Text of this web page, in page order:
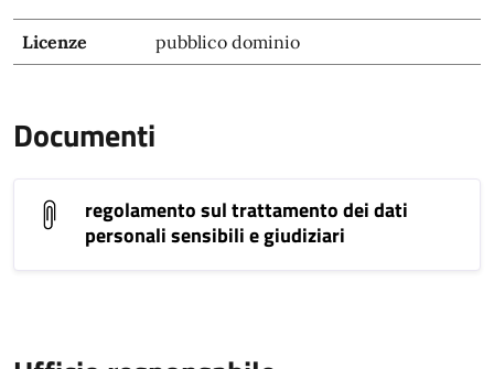
Licenze pubblico dominio
Documenti
regolamento sul trattamento dei dati
personali sensibili e giudiziari